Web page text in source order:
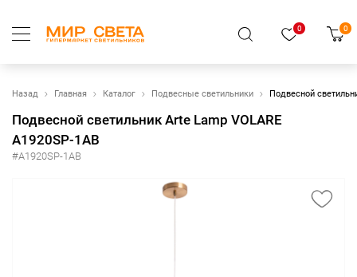
0 0
Назад Главная Каталог Подвесные светильники Подвесной
Подвесной светильник Arte Lamp VOLARE
A1920SP-1AB
#A1920SP-1AB